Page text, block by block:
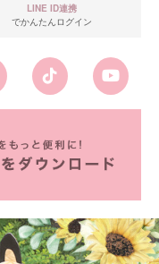
LINE ID連携
でかんたんログイン